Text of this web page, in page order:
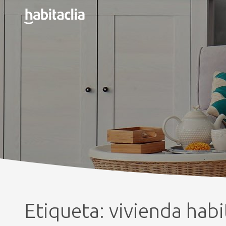
Etiqueta: vivienda